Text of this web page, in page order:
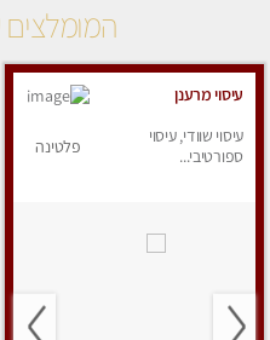
המומלצים
עיסוי מרענן
עיסוי שוודי, עיסוי
ספורטיבי...
פלטינה